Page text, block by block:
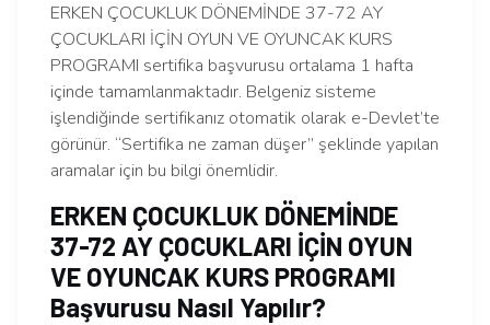
ERKEN ÇOCUKLUK DÖNEMİNDE 37-72 AY
ÇOCUKLARI İÇİN OYUN VE OYUNCAK KURS
PROGRAMI sertifika başvurusu ortalama 1 hafta
içinde tamamlanmaktadır. Belgeniz sisteme
işlendiğinde sertifikanız otomatik olarak e-Devlet’te
görünür. “Sertifika ne zaman düşer” şeklinde yapılan
aramalar için bu bilgi önemlidir.
ERKEN ÇOCUKLUK DÖNEMİNDE
37-72 AY ÇOCUKLARI İÇİN OYUN
VE OYUNCAK KURS PROGRAMI
Başvurusu Nasıl Yapılır?